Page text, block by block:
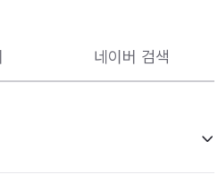
네이버 검색